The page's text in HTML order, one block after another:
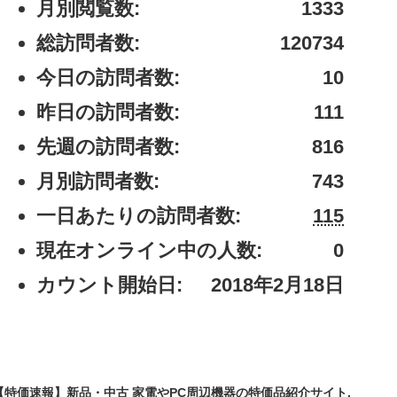
1333
月別閲覧数:
120734
総訪問者数:
10
今日の訪問者数:
111
昨日の訪問者数:
816
先週の訪問者数:
743
月別訪問者数:
115
一日あたりの訪問者数:
0
現在オンライン中の人数:
2018年2月18日
カウント開始日:
価速報】新品・中古 家電やPC周辺機器の特価品紹介サイト.